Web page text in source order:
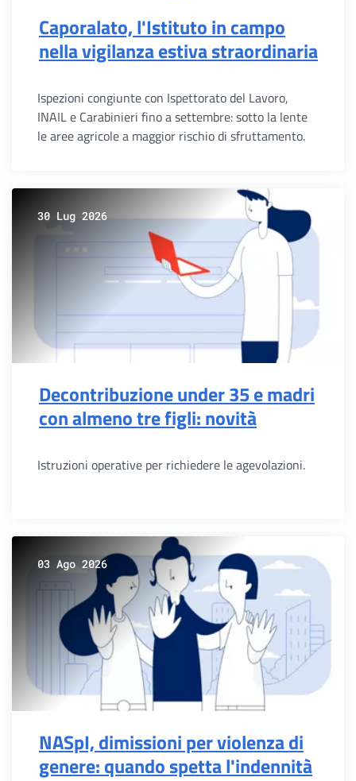
Caporalato, l'Istituto in campo
nella vigilanza estiva straordinaria
Ispezioni congiunte con Ispettorato del Lavoro,
INAIL e Carabinieri fino a settembre: sotto la lente
le aree agricole a maggior rischio di sfruttamento.
30 Lug 2026
Decontribuzione under 35 e madri
con almeno tre figli: novità
Istruzioni operative per richiedere le agevolazioni.
03 Ago 2026
NASpI, dimissioni per violenza di
genere: quando spetta l'indennità